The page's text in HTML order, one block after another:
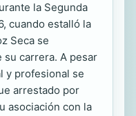
la Segunda
cuando estalló la
Seca se
su carrera. A pesar
y profesional se
arrestado por
asociación con la